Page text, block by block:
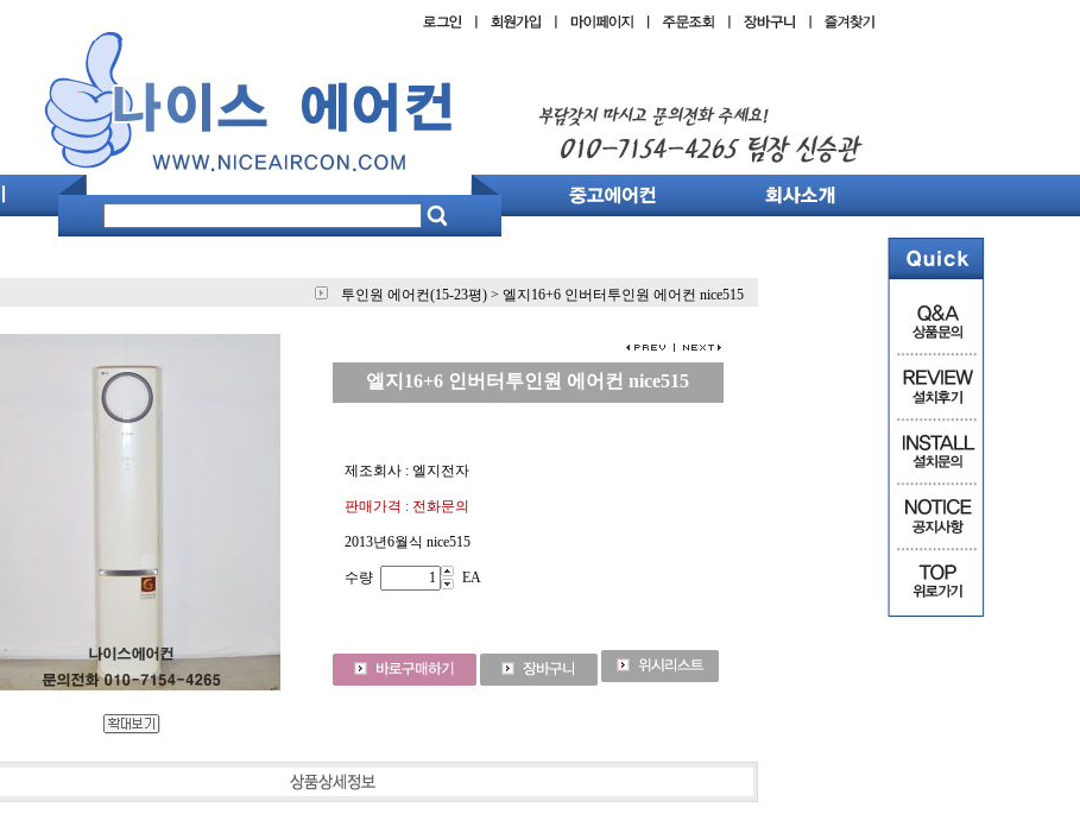
투인원 에어컨(15-23평) > 엘지16+6 인버터투인원 에어컨 nice515
엘지16+6 인버터투인원 에어컨 nice515
제조회사 : 엘지전자
판매가격 : 전화문의
2013년6월식 nice515
수량 EA